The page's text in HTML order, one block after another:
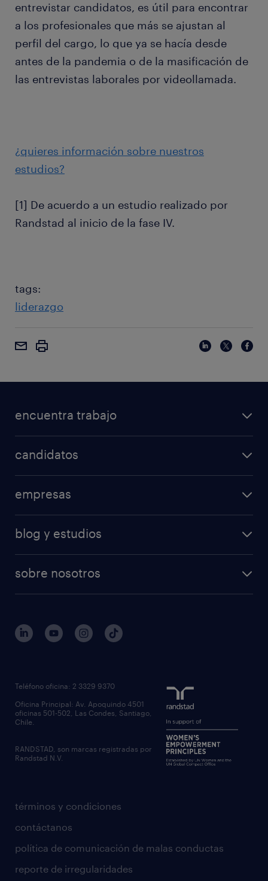
entrevistar candidatos, es útil para encontrar
a los profesionales que más se ajustan al
perfil del cargo, lo que ya se hacía desde
antes de la pandemia o de la masificación de
las entrevistas laborales por videollamada.
¿quieres información sobre nuestros
estudios?
[1] De acuerdo a un estudio realizado por
Randstad al inicio de la fase IV.
tags:
liderazgo
encuentra trabajo
candidatos
empresas
blog y estudios
sobre nosotros
términos y condiciones
contáctanos
política de comunicación de malas conductas
reporte de irregularidades
Teléfono oficina: 2 3329 9370
Oficina Principal: Av. Apoquindo 4501
oficinas 501-502, Las Condes, Santiago,
Chile.
RANDSTAD, son marcas registradas por
Randstad N.V.